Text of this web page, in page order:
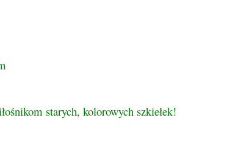
starych, kolorowych szkiełek!